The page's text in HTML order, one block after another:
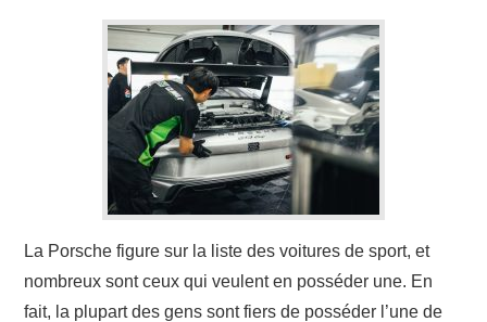
La Porsche figure sur la liste des voitures de sport, et
nombreux sont ceux qui veulent en posséder une. En
fait, la plupart des gens sont fiers de posséder l’une de